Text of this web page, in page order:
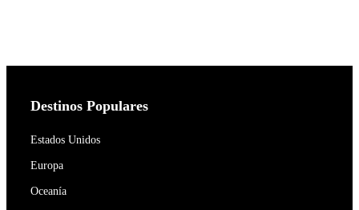
Destinos Populares
Estados Unidos
Europa
Oceanía